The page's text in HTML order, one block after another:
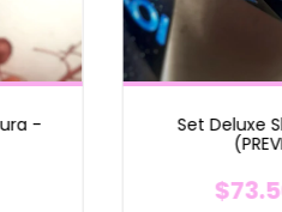
-
Set Deluxe